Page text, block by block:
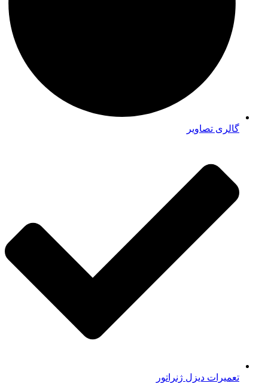
گالری تصاویر
تعمیرات دیزل ژنراتور